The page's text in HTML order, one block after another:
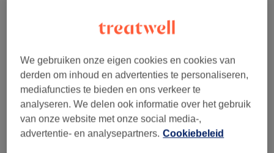
et du sillon interfessier (english: Brazilian)
Femme - Épilation à la cire du maillot classique
25 min
Femme - Épilation à la cire des fesses
20 min
€30
Kort overzicht salongegevens
We gebruiken onze eigen cookies en cookies van
derden om inhoud en advertenties te personaliseren,
mediafuncties te bieden en ons verkeer te
analyseren. We delen ook informatie over het gebruik
van onze website met onze social media-,
advertentie- en analysepartners. Cookiebeleid